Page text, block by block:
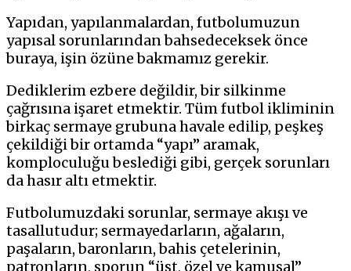
Yapıdan, yapılanmalardan, futbolumuzun
yapısal sorunlarından bahsedeceksek önce
buraya, işin özüne bakmamız gerekir.
Dediklerim ezbere değildir, bir silkinme
çağrısına işaret etmektir. Tüm futbol ikliminin
birkaç sermaye grubuna havale edilip, peşkeş
çekildiği bir ortamda “yapı” aramak,
komploculuğu beslediği gibi, gerçek sorunları
da hasır altı etmektir.
Futbolumuzdaki sorunlar, sermaye akışı ve
tasallutudur; sermayedarların, ağaların,
paşaların, baronların, bahis çetelerinin,
patronların, sporun “üst, özel ve kamusal”